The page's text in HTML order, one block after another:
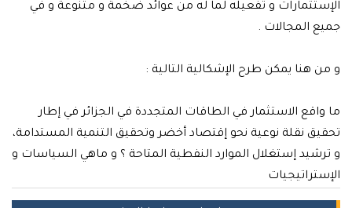
الإستثمارات و تفعيله لما له من عوائد ضخمة و متنوعة و في
جميع المجالات .
و من هنا يمكن طرح الإشكالية التالية :
ما واقع الاستثمار في الطاقات المتجددة في الجزائر في إطار
تحقيق نقلة نوعية نحو إقتصاد أخضر وتحقيق التنمية المستدامة،
و ترشيد إستغلال الموارد النفطية المتاحة ؟ و ماهي السياسات و
الإستراتيجيات